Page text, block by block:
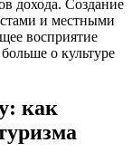
дохода. Создание
и местными
восприятие
о культуре
как